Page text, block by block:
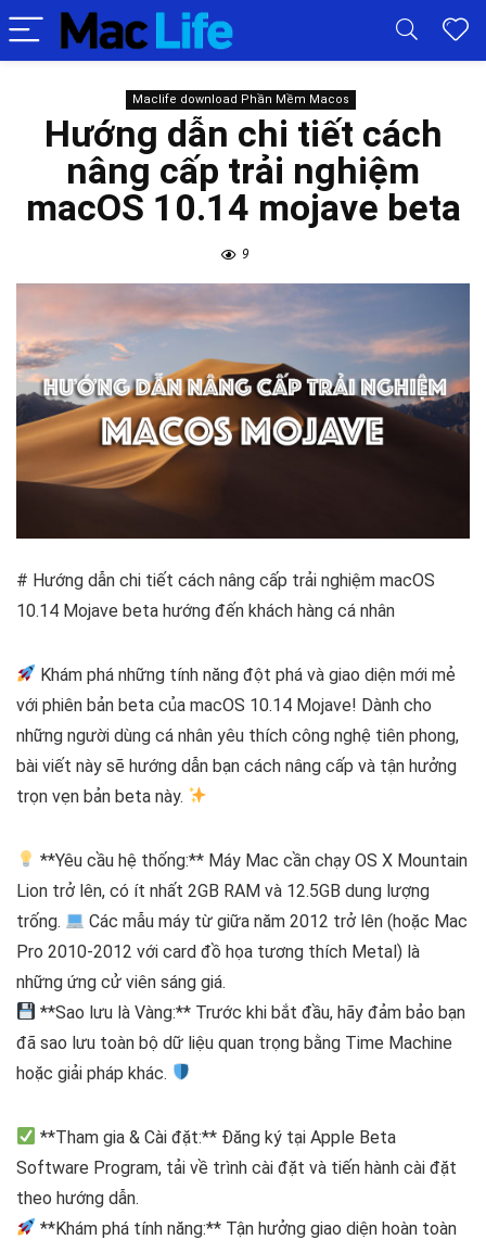
Maclife download Phần Mềm Macos
Hướng dẫn chi tiết cách
nâng cấp trải nghiệm
macOS 10.14 mojave beta
9
# Hướng dẫn chi tiết cách nâng cấp trải nghiệm macOS
10.14 Mojave beta hướng đến khách hàng cá nhân
Khám phá những tính năng đột phá và giao diện mới mẻ
với phiên bản beta của macOS 10.14 Mojave! Dành cho
những người dùng cá nhân yêu thích công nghệ tiên phong,
bài viết này sẽ hướng dẫn bạn cách nâng cấp và tận hưởng
trọn vẹn bản beta này.
**Yêu cầu hệ thống:** Máy Mac cần chạy OS X Mountain
Lion trở lên, có ít nhất 2GB RAM và 12.5GB dung lượng
trống.
Các mẫu máy từ giữa năm 2012 trở lên (hoặc Mac
Pro 2010-2012 với card đồ họa tương thích Metal) là
những ứng cử viên sáng giá.
**Sao lưu là Vàng:** Trước khi bắt đầu, hãy đảm bảo bạn
đã sao lưu toàn bộ dữ liệu quan trọng bằng Time Machine
hoặc giải pháp khác.
**Tham gia & Cài đặt:** Đăng ký tại Apple Beta
Software Program, tải về trình cài đặt và tiến hành cài đặt
theo hướng dẫn.
**Khám phá tính năng:** Tận hưởng giao diện hoàn toàn